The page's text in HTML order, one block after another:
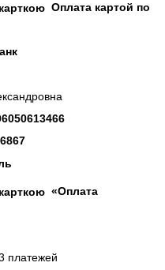
Оплата картой по
«Оплата
платежей